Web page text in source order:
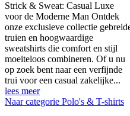
Strick & Sweat: Casual Luxe
voor de Moderne Man Ontdek
onze exclusieve collectie
truien en hoogwaardige
sweatshirts die comfort en stijl
moeiteloos combineren. Of u nu
op zoek bent naar een verfijnde
trui voor een casual zakelijke...
lees meer
Naar categorie Polo's & T-shirts